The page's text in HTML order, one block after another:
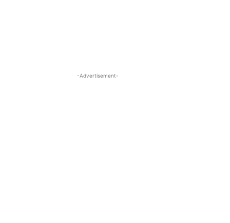
-Advertisement-